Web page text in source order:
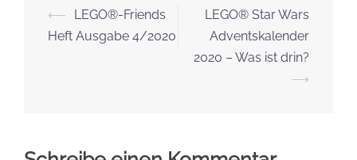
Beitrags-
Navigation
⟵
LEGO®-Friends
Heft Ausgabe 4/2020
LEGO® Star Wars
Adventskalender
2020 – Was ist drin?
⟶